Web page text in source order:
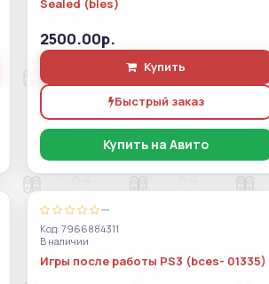
Sealed (bles)
2500.00р.
Купить
Быстрый заказ
Купить на Авито
—
Код: 7966884311
В наличии
Игры после работы PS3 (bces- 01335)